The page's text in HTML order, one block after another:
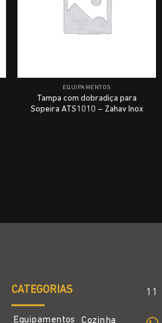
EQUIPAMENTOS
Tampa com dobradiça para
Sopeira ATS1010 – Zahav Inox
CATEGORIAS
Equipamentos Cozinha
11